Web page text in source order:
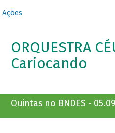
Ações
ORQUESTRA
Cariocando
Quintas no BNDES -